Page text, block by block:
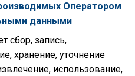
Оператором
данными
сбор, запись,
хранение, уточнение
использование,